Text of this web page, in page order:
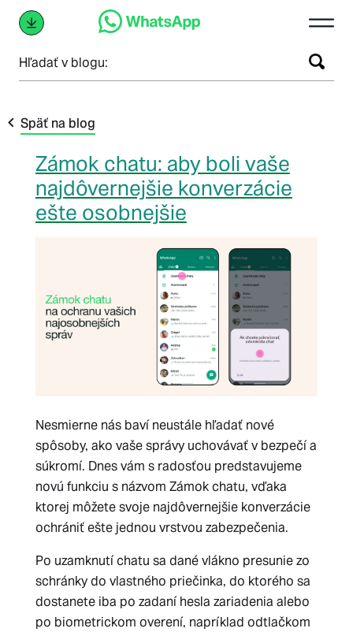
Hľadať v blogu:
Späť na blog
Zámok chatu: aby boli vaše
najdôvernejšie konverzácie
ešte osobnejšie
Nesmierne nás baví neustále hľadať nové
spôsoby, ako vaše správy uchovávať v bezpečí a
súkromí. Dnes vám s radosťou predstavujeme
novú funkciu s názvom Zámok chatu, vďaka
ktorej môžete svoje najdôvernejšie konverzácie
ochrániť ešte jednou vrstvou zabezpečenia.
Po uzamknutí chatu sa dané vlákno presunie zo
schránky do vlastného priečinka, do ktorého sa
dostanete iba po zadaní hesla zariadenia alebo
po biometrickom overení, napríklad odtlačkom